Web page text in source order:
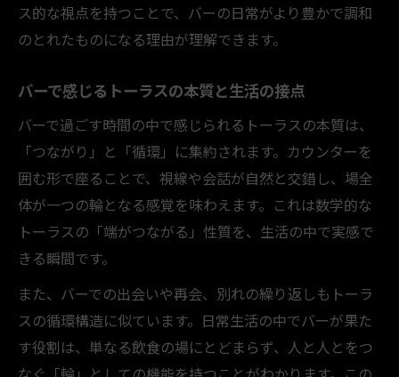
ス的な視点を持つことで、バーの日常がより豊かで調和
のとれたものになる理由が理解できます。
バーで感じるトーラスの本質と生活の接点
バーで過ごす時間の中で感じられるトーラスの本質は、
「つながり」と「循環」に集約されます。カウンターを
囲む形で座ることで、視線や会話が自然と交錯し、場全
体が一つの輪となる感覚を味わえます。これは数学的な
トーラスの「端がつながる」性質を、生活の中で実感で
きる瞬間です。
また、バーでの出会いや再会、別れの繰り返しもトーラ
スの循環構造に似ています。日常生活の中でバーが果た
す役割は、単なる飲食の場にとどまらず、人と人とをつ